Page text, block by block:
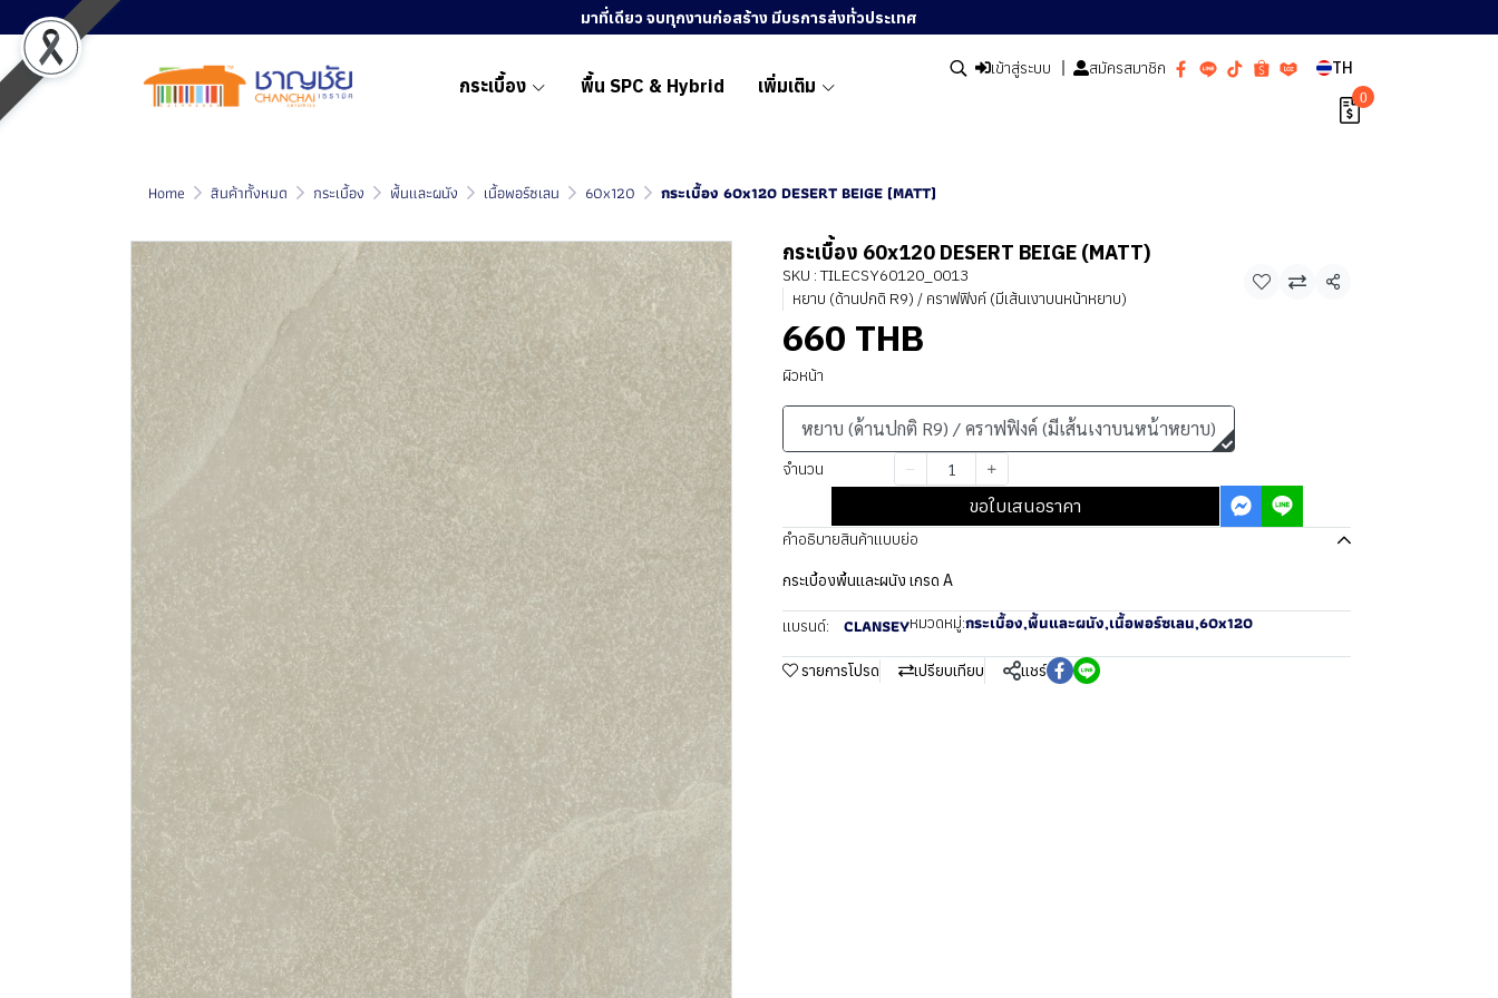
มาที่เดียว จบทุกงานก่อสร้าง มีบรการส่งทั่วประเทศ
กระเบื้อง พื้น SPC & Hybrid เพิ่มเติม
เข้าสู่ระบบ สมัครสมาชิก TH
0
Home สินค้าทั้งหมด กระเบื้อง พื้นและผนัง เนื้อพอร์ซเลน 60x120 กระเบื้อง 60x120 DESERT BEIGE (MATT)
กระเบื้อง 60x120 DESERT BEIGE (MATT)
SKU : TILECSY60120_0013
หยาบ (ด้านปกติ R9) / คราฟฟิงค์ (มีเส้นเงาบนหน้าหยาบ)
แชร์
660 THB
ผิวหน้า
หยาบ (ด้านปกติ R9) / คราฟฟิงค์ (มีเส้นเงาบนหน้าหยาบ)
จำนวน
ขอใบเสนอราคา
คำอธิบายสินค้าแบบย่อ
กระเบื้องพื้นและผนัง เกรด A
แบรนด์: CLANSEYหมวดหมู่:กระเบื้อง,พื้นและผนัง,เนื้อพอร์ซเลน,60x120
รายการโปรด เปรียบเทียบ แชร์